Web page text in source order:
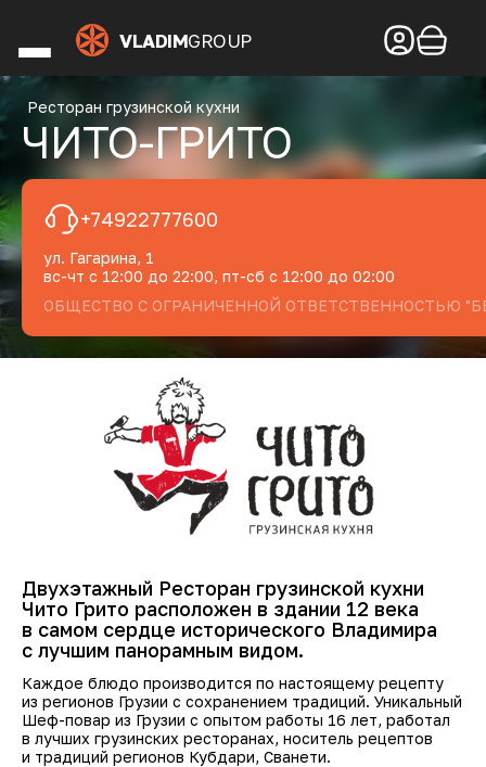
VLADIMGROUP
Ресторан грузинской кухни
ЧИТО-ГРИТО
+74922777600
ул. Гагарина, 1
вс-чт с 12:00 до 22:00, пт-сб с 12:00 до 02:00
ОБЩЕСТВО С ОГРАНИЧЕННОЙ ОТВЕТСТВЕННОСТЬЮ
Двухэтажный Ресторан грузинской кухни
Чито Грито расположен в здании 12 века
в самом сердце исторического Владимира
с лучшим панорамным видом.
Каждое блюдо производится по настоящему рецепту
из регионов Грузии с сохранением традиций. Уникальный
Шеф-повар из Грузии с опытом работы 16 лет, работал
в лучших грузинских ресторанах, носитель рецептов
и традиций регионов Кубдари, Сванети.